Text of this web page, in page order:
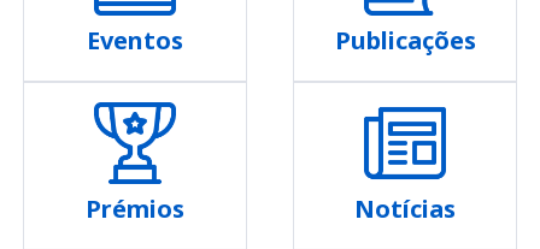
Eventos Publicações
Prémios Notícias